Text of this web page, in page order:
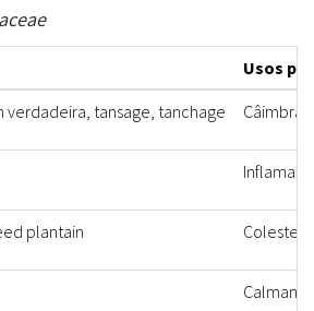
Usos
verdadeira, tansage, tanchage
plantain